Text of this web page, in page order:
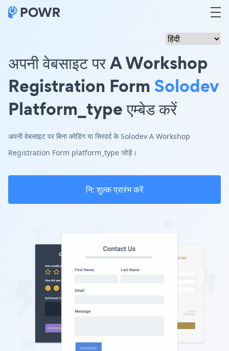
अपनी वेबसाइट पर A Workshop
Registration Form Solodev
Platform_type एम्बेड करें
अपनी वेबसाइट पर बिना कोडिंग या सिरदर्द के Solodev A Workshop
Registration Form platform_type जोड़ें।
नि: शुल्क प्रारंभ करें